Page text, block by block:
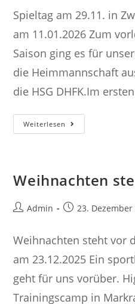
Spieltag am 29.11. in
am 11.01.2026 Zum
Saison ging es für
die Heimmannschaft
die HSG DHFK.Im
Weiterlesen Spieltag
Am
Weihnachten
Beitrags-
Admin
Beitrag23. Dezember
Weihnachten steht vor
am 23.12.2025 Ein
geht für uns vorüber.
Trainingscamp in